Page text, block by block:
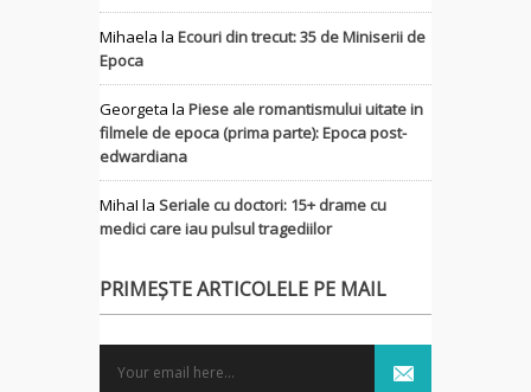
Mihaela la Ecouri din trecut: 35 de Miniserii de
Epoca
Georgeta la Piese ale romantismului uitate in
filmele de epoca (prima parte): Epoca post-
edwardiana
MihaI la Seriale cu doctori: 15+ drame cu
medici care iau pulsul tragediilor
PRIMEȘTE ARTICOLELE PE MAIL